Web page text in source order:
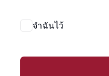
จำฉันไว้